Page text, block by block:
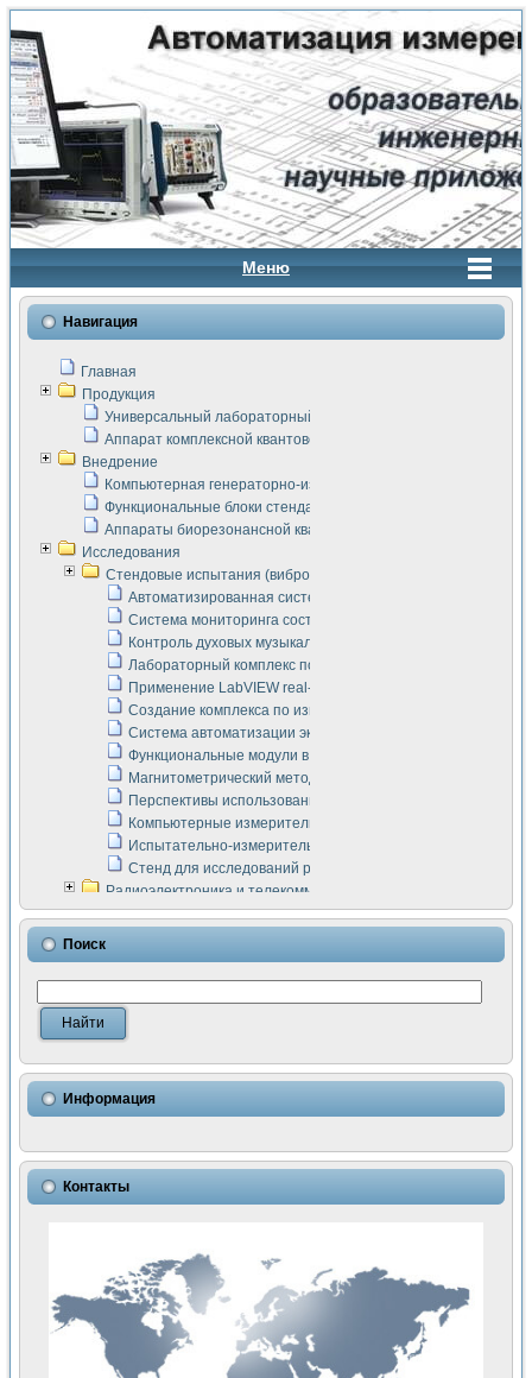
Меню
Навигация
Главная
Продукция
Универсальный лабораторный стенд "Сигнал-USB"
Аппарат комплексной квантовой терапии Интроскан
Внедрение
Компьютерная генераторно-измерительная система
Функциональные блоки стенда "Сигнал-USB"
Аппараты биорезонансной квантовой терапии серии СКАН
Исследования
Стендовые испытания (виброакустика, тензометрия и т.п.)
Автоматизированная система измерения параметров
Система мониторинга состояния тяговых
Контроль духовых музыкальных инструментов
Лабораторный комплекс по исследованию элементной
Применение LabVIEW real-time module для
Создание комплекса по измерению скорости подвижного
Система автоматизации экспериментальных
Функциональные модули в стандарте Nl SCXI для
Магнитометрический метод в дефектоскопии сварных
Перспективы использования машинного зрения в
Компьютерные измерительные системы для
Испытательно-измерительный комплекс аппаратуры для
Стенд для исследований рабочих процессов ДВС в
Радиоэлектроника и телекоммуникации
LabVIEW в расчетах радиолиний систем передачи данных
Аппаратно-программный комплекс для исследования
Виртуальный лабораторный стенд для исследования
Измерение шумовых параметров операционных
Измерительный преобразователь на основе цифровой
Использование NI LabVIEW для математического
Исследовние возможности создания измерителя ВАХ
Математическое моделирование генератора сигналов -
Применение осциллографического модуля с высоким
Симуляция отклика импульсного радиолокационного
Автоматизация формирования уравнений состояния для
Разработка автоматизированного стенда для измерения
Применение среды LabVIEW для построения картины
Портативная система для определения показателей
Использование LabVIEW для управления источником
Устройство для снятия вольт-амперных характеристик
Передовые научные технологии: нано-, фемто-,
Поиск
Информация
Контакты